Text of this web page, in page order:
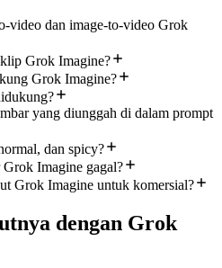
video dan image-to-video Grok
Grok Imagine?
Grok Imagine?
yang diunggah di dalam prompt
dan spicy?
Imagine gagal?
Grok Imagine untuk komersial?
dengan Grok